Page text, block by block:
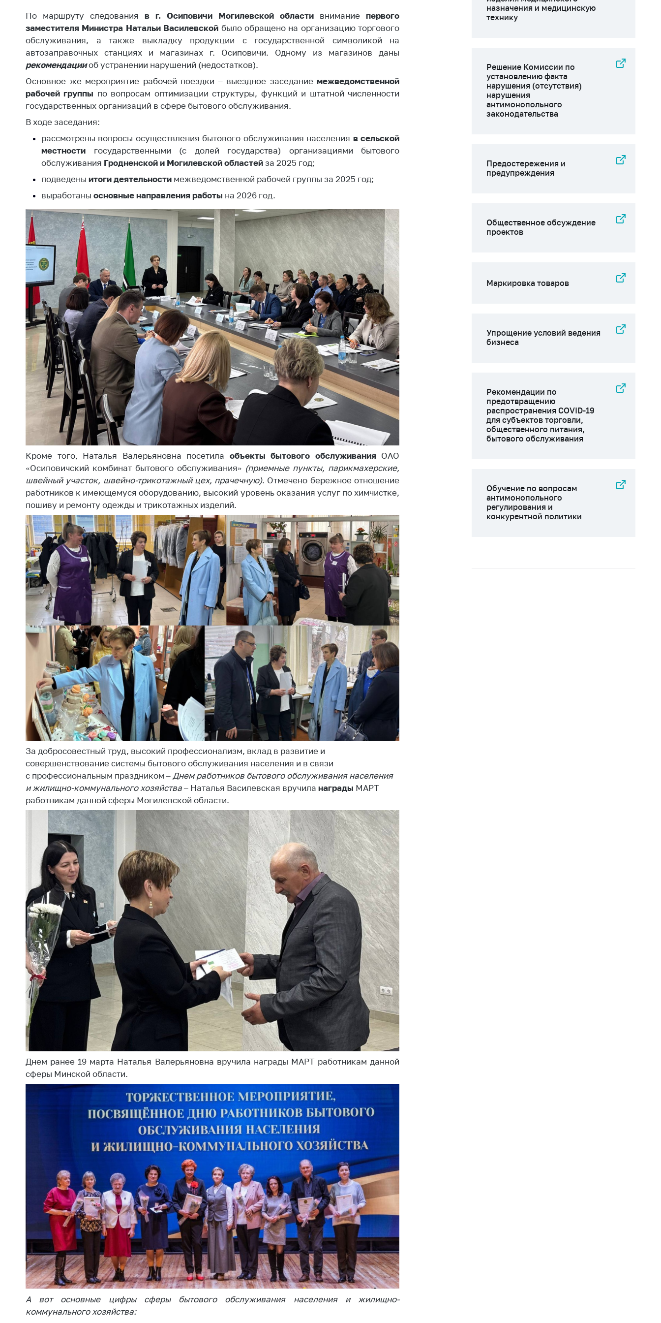
Белорусская
универсальная
товарная биржа
Общественная
жизнь
Идеологическая
работа
Официальные
геральдические
символы
5 лет МАРТ
Деятельность
Ценовая политика
Антимонопольное
регулирование и
конкуренция
Торговля и услуги
Регулирование и
контроль закупок
Защита прав
потребителей
Регулирование
рекламной
деятельности
Международное
сотрудничество
Применение мер
нетарифного
регулирования
Биржевая торговля
Выставочная
деятельность в
Республике
Беларусь
Защита
персональных
данных
Новости
Контакты
Адрес и режим
работы
Приемная
Министра
Горячая линия
Пресс-служба
орган
Важное на сайте
Сообщить о росте
цен
Ценообразование
на лекарственные
средства, изделия
медицинского
назначения и
медицинскую
технику
Решение Комиссии
по установлению
факта нарушения
(отсутствия)
нарушения
антимонопольного
законодательства
Предостережения
и предупреждения
Общественное
обсуждение
проектов
Маркировка
товаров
Упрощение
условий ведения
бизнеса
Рекомендации по
предотвращению
распространения
COVID-19 для
субъектов
торговли,
общественного
питания, бытового
обслуживания
Обучение по
вопросам
антимонопольного
регулирования и
конкурентной
политики
По маршруту следования в г. Осиповичи Могилевской области внимание первого
заместителя Министра Натальи Василевской было обращено на организацию торгового
обслуживания, а также выкладку продукции с государственной символикой на
автозаправочных станциях и магазинах г. Осиповичи. Одному из магазинов даны
рекомендацииоб устранении нарушений (недостатков).
Основное же мероприятие рабочей поездки – выездное заседание межведомственной
рабочей группы по вопросам оптимизации структуры, функций и штатной численности
государственных организаций в сфере бытового обслуживания.
В ходе заседания:
рассмотрены вопросы осуществления бытового обслуживания населения в сельской
местности государственными (с долей государства) организациями бытового
обслуживания Гродненской и Могилевской областей за 2025 год;
подведены итогидеятельности межведомственной рабочей группы за 2025 год;
выработаны основные направления работы на 2026 год.
Кроме того, Наталья Валерьяновна посетила объекты бытового обслуживания ОАО
«Осиповичский комбинат бытового обслуживания» (приемные пункты, парикмахерские,
швейный участок, швейно-трикотажный цех, прачечную). Отмечено бережное отношение
работников к имеющемуся оборудованию, высокий уровень оказания услуг по химчистке,
пошиву и ремонту одежды и трикотажных изделий.
За добросовестный труд, высокий профессионализм, вклад в развитие и
совершенствование системы бытового обслуживания населения и в связи
с профессиональным праздником –Днем работников бытового обслуживания населения
и жилищно-коммунального хозяйства– Наталья Василевская вручила награды МАРТ
работникам данной сферы Могилевской области.
Днем ранее 19 марта Наталья Валерьяновна вручила награды МАРТ работникам данной
сферы Минской области.
А вот основные цифры сферы бытового обслуживания населения и жилищно-
коммунального хозяйства:
назначения и медицинскую
технику
Решение Комиссии по
установлению факта
нарушения (отсутствия)
нарушения
антимонопольного
законодательства
Предостережения и
предупреждения
Общественное обсуждение
проектов
Маркировка товаров
Упрощение условий ведения
бизнеса
Рекомендации по
предотвращению
распространения COVID-19
для субъектов торговли,
общественного питания,
бытового обслуживания
Обучение по вопросам
антимонопольного
регулирования и
конкурентной политики